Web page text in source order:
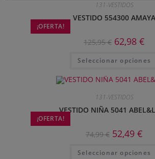
¡OFERTA!
131-VESTIDOS
VESTIDO 554300 AMAYA
125,95€ 62,98 €
Seleccionar opciones
¡OFERTA!
131-VESTIDOS
VESTIDO NIÑA 5041
74,99€ 52,49 €
Seleccionar opciones